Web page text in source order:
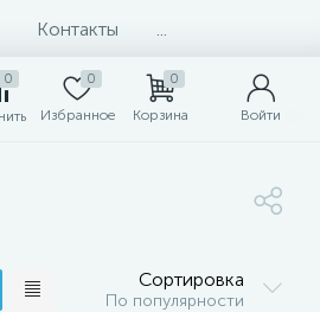
Контакты
0 0
Избранное
0
Корзина Войти
Сортировка
По популярности